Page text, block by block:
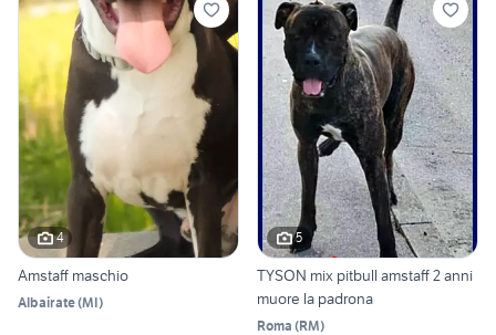
4
Amstaff maschio
Albairate(MI)
5
TYSON mix pitbull amstaff 2 anni
muore la padrona
Roma (RM)